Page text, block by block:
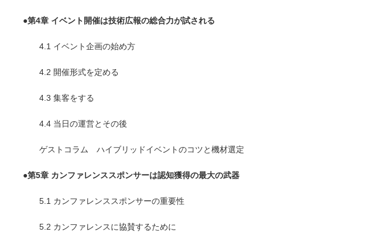
●第4章 イベント開催は技術広報の総合力が試される
4.1 イベント企画の始め方
4.2 開催形式を定める
4.3 集客をする
4.4 当日の運営とその後
ゲストコラム ハイブリッドイベントのコツと機材選定
●第5章 カンファレンススポンサーは認知獲得の最大の武器
5.1 カンファレンススポンサーの重要性
5.2 カンファレンスに協賛するために